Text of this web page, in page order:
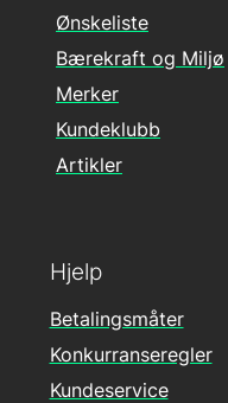
Hjelp
Betalingsmåter
Konkurranseregler
Kundeservice
Ønskeliste
Bærekraft og Miljø
Merker
Kundeklubb
Artikler